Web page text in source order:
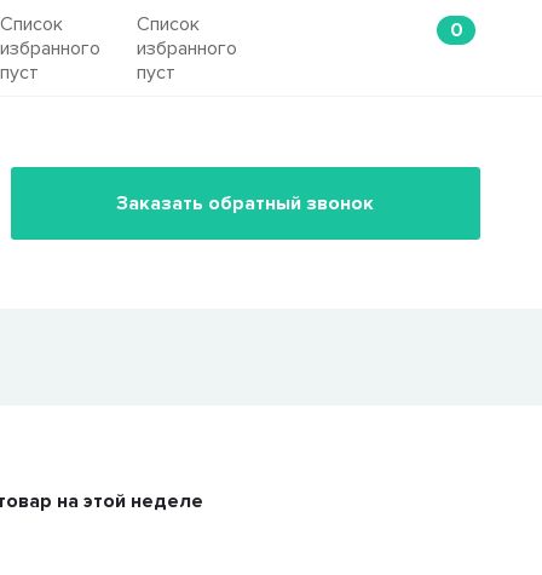
0
Список
избранного
пуст
Список
избранного
пуст
Заказать обратный звонок
на этой неделе